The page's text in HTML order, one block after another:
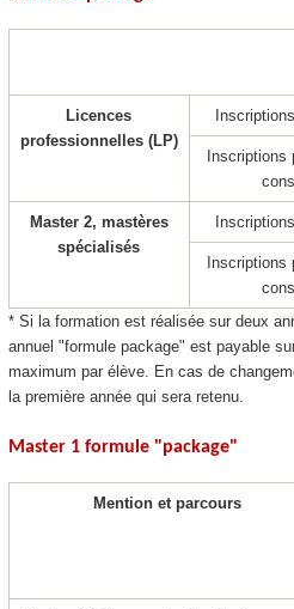
Licences
professionnelles (LP)
Inscriptions
Master 2, mastères
spécialisés
Inscriptions
* Si la formation est réalisée sur deux
annuel "formule package" est payable
maximum par élève. En cas de
la première année qui sera retenu.
Master 1 formule "package"
Mention et parcours